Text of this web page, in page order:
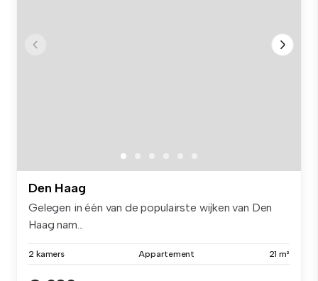
Den Haag
Gelegen in één van de populairste wijken van Den
Haag nam...
2 kamers Appartement 21 m²